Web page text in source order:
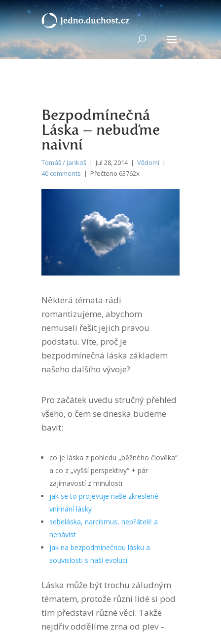
Bezpodmínečná
Láska – nebuďme
naivní
Tomáš / Jankoš | Jul 28, 2014 | Vědomí |
40 comments | Přečteno 63762x
Některá témata rádi
romantizujeme, abychom
nemuseli řešit jejich pravou
podstatu. Víte, proč je
bezpodmínečná láska základem
našeho dalšího vývoje?
Pro začátek uvedu stručný přehled
všeho, o čem se dneska budeme
bavit:
co je láska z pohledu „běžného člověka“
a co z „vyšší perspektivy“ + pár
zajímavostí z minulosti
jak se to projevuje naše zkreslené
vnímání lásky
sebeláska, narcismus, nepřátelé a
nenávist
jak na bezpodmínečnou lásku a
souvislosti s naší evolucí
Láska může být trochu záludným
tématem, protože různí lidé si pod
tím představí různé věci. Takže
nejdřív oddělíme zrna od plev –